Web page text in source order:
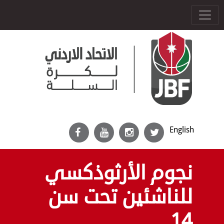
English
نجوم الأرثوذكسي
للناشئين تحت سن